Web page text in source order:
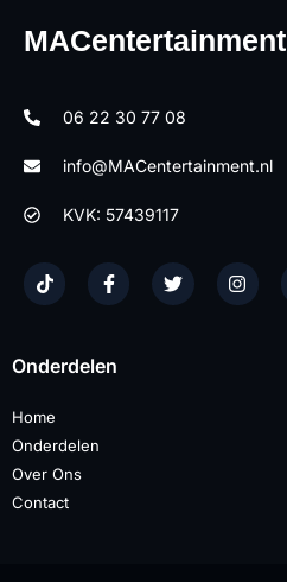
MACentertainment
06 22 30 77 08
info@MACentertainment.nl
KVK: 57439117
Onderdelen
Home
Onderdelen
Over Ons
Contact